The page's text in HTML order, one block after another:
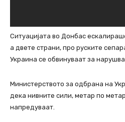
Ситуацијата во Донбас
а двете страни, про руските
Украина се обвинуваат за
Министерството за одбрана на
дека нивните сили, метар по
напредуваат.